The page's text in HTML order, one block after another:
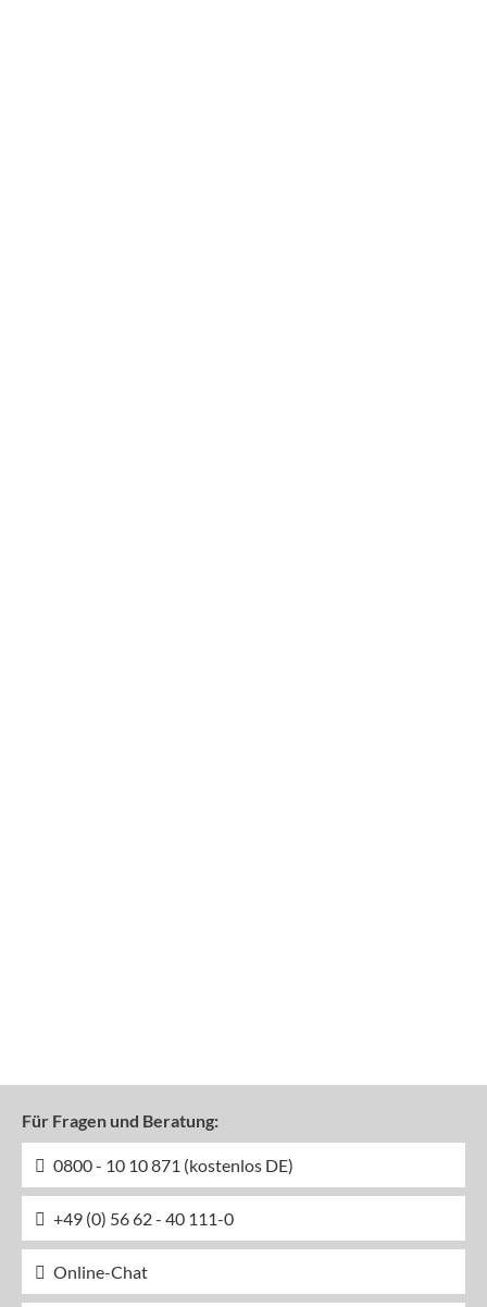
Für Fragen und Beratung:
0800 - 10 10 871 (kostenlos DE)
+49 (0) 56 62 - 40 111-0
Online-Chat